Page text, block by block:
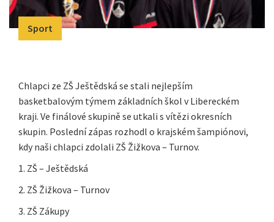
Sport
Chlapci ze ZŠ Ještědská se stali nejlepším
basketbalovým týmem základních škol v Libereckém
kraji. Ve finálové skupině se utkali s vítězi okresních
skupin. Poslední zápas rozhodl o krajském šampiónovi,
kdy naši chlapci zdolali ZŠ Žižkova – Turnov.
1. ZŠ – Ještědská
2. ZŠ Žižkova – Turnov
3. ZŠ Zákupy